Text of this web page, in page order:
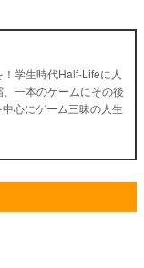
学生時代Half-Lifeに人
一本のゲームにその後
心にゲーム三昧の人生